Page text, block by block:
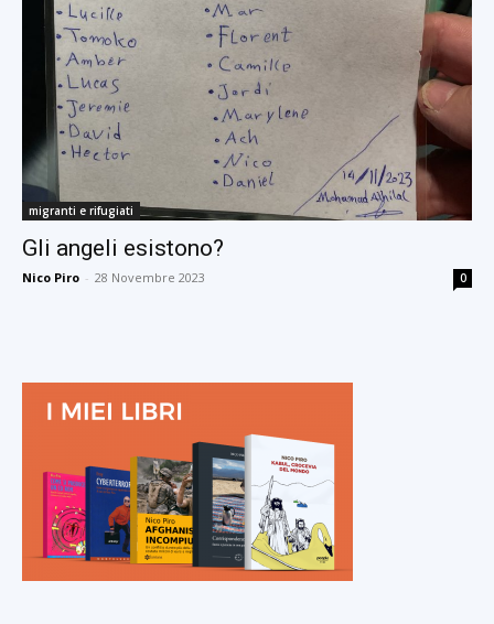
migranti e rifugiati
Gli angeli esistono?
Nico Piro - 28 Novembre 2023 0